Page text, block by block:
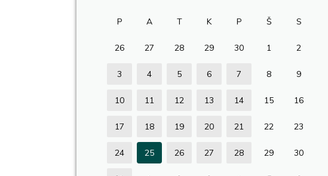
P A T K P Š S
26 27 28 29 30 1 2
3 4 5 6 7 8 9
10 11 12 13 14 15 16
17 18 19 20 21 22 23
24 25 26 27 28 29 30